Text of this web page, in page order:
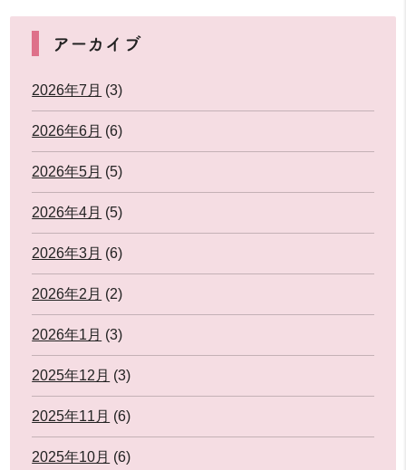
アーカイブ
2026年7月 (3)
2026年6月 (6)
2026年5月 (5)
2026年4月 (5)
2026年3月 (6)
2026年2月 (2)
2026年1月 (3)
2025年12月 (3)
2025年11月 (6)
2025年10月 (6)